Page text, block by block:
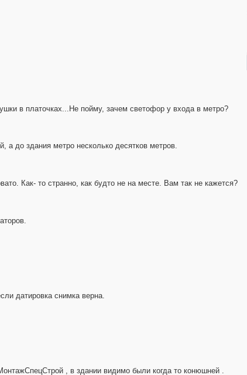
в платочках...Не пойму, зачем светофор у входа в метро?
а до здания метро несколько десятков метров.
Как- то странно, как будто не на месте. Вам так не кажется?
датировка снимка верна.
, в здании видимо были когда то конюшней .